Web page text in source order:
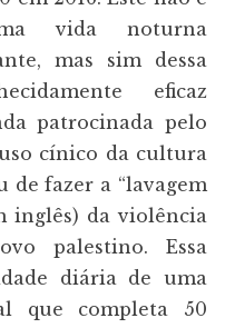
vida noturna
mas sim dessa
eficaz
patrocinada pelo
cínico da cultura
de fazer a “lavagem
inglês) da violência
palestino. Essa
diária de uma
que completa 50